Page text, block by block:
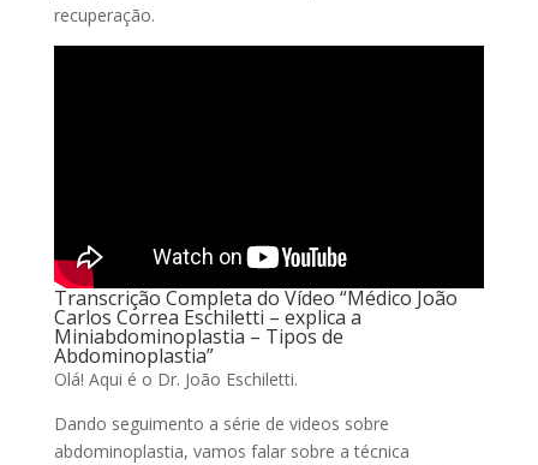
recuperação.
Transcrição Completa do Vídeo “Médico João
Carlos Correa Eschiletti – explica a
Miniabdominoplastia – Tipos de
Abdominoplastia”
Olá! Aqui é o Dr. João Eschiletti.
Dando seguimento a série de videos sobre
abdominoplastia, vamos falar sobre a técnica